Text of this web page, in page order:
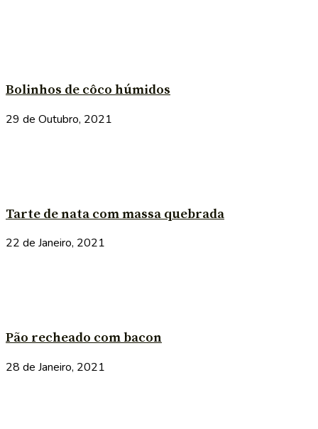
Bolinhos de côco húmidos
29 de Outubro, 2021
Tarte de nata com massa quebrada
22 de Janeiro, 2021
Pão recheado com bacon
28 de Janeiro, 2021